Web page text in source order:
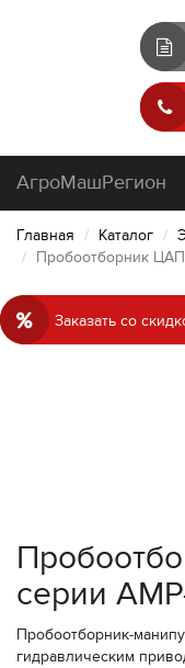
АгроМашРегион
Главная Каталог
Пробоотборник
Заказать со
серии
Пробоотборник-
гидравлическим